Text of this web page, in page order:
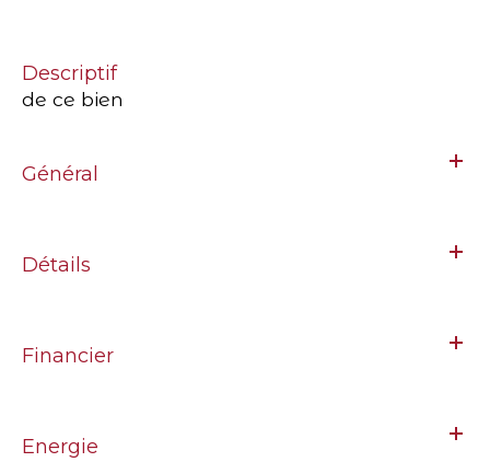
descriptif
de ce bien
Général
Détails
Financier
Energie